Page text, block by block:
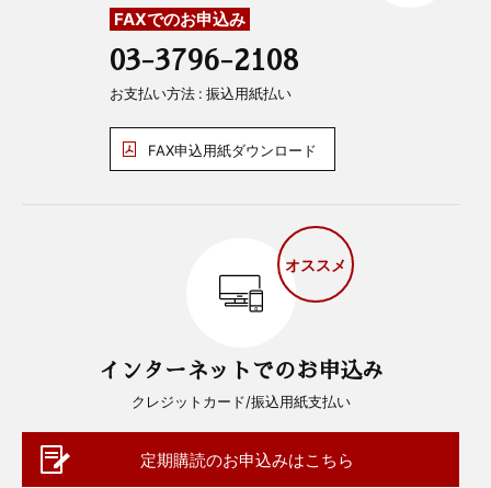
FAXでのお申込み
03-3796-2108
お支払い方法 : 振込用紙払い
FAX申込用紙ダウンロード
オススメ
インターネットでのお申込み
クレジットカード/振込用紙支払い
定期購読のお申込みはこちら